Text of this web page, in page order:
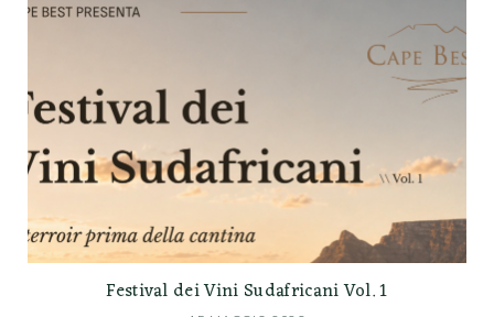
Festival dei Vini Sudafricani Vol. 1